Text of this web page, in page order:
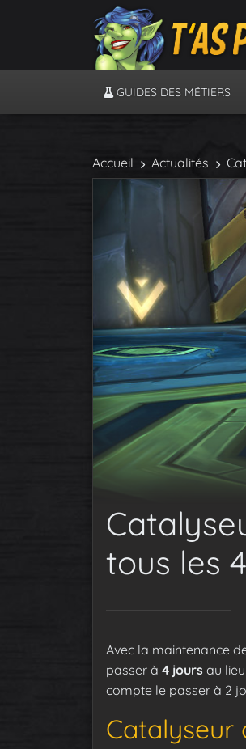
GUIDES DES MÉTIERS
Accueil Actualités
tous les
Avec la maintenance
passer à 4 jours au
compte le passer à 2
Catalyseur